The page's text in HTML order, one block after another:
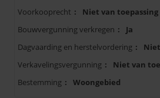
Voorkooprecht :
Niet van toepassing
Bouwvergunning verkregen :
Ja
Dagvaarding en herstelvordering :
Verkavelingsvergunning :
Niet van
Bestemming : Woongebied